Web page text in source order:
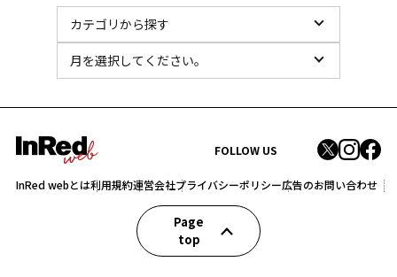
FOLLOW US
InRed webとは利用規約運営会社プライバシーポリシー広告のお問い合わせ
Page
top